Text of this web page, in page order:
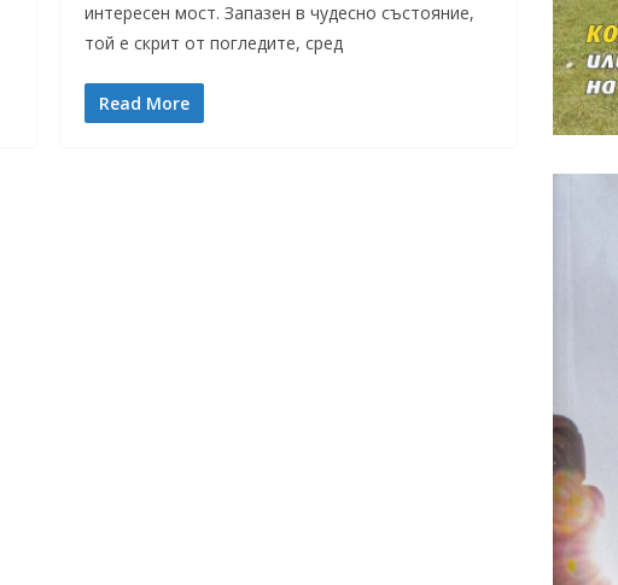
интересен мост. Запазен в чудесно състояние,
той е скрит от погледите, сред
Read More